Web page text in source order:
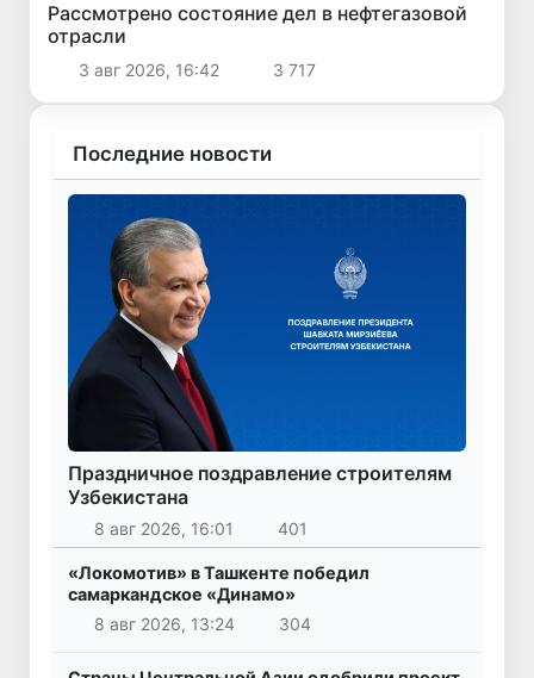
Рассмотрено состояние дел в нефтегазовой
отрасли
3 авг 2026, 16:42 3 717
Последние новости
Праздничное поздравление строителям
Узбекистана
8 авг 2026, 16:01 401
«Локомотив» в Ташкенте победил
самаркандское «Динамо»
8 авг 2026, 13:24
304